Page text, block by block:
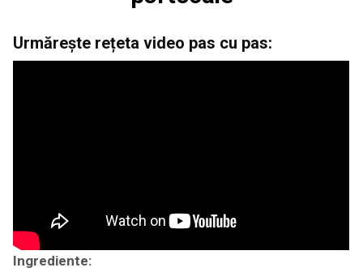
Urmărește rețeta video pas cu pas:
Ingrediente: